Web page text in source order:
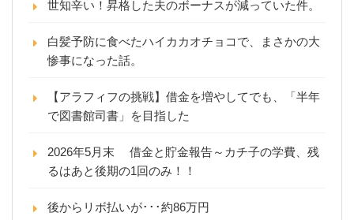
世知辛い！昇格した夫のボーナスが減っていた件。
白髪予防に食べたハイカカオチョコで、まさかの大
惨事になった話。
【アラフィフの挑戦】借金を増やしてでも、「半年
で図書館司書」を目指した
2026年5月末 借金と貯金報告～カチ子の学費、残
るはあと後期の1回のみ！！
後からリボ払いが･･･約86万円